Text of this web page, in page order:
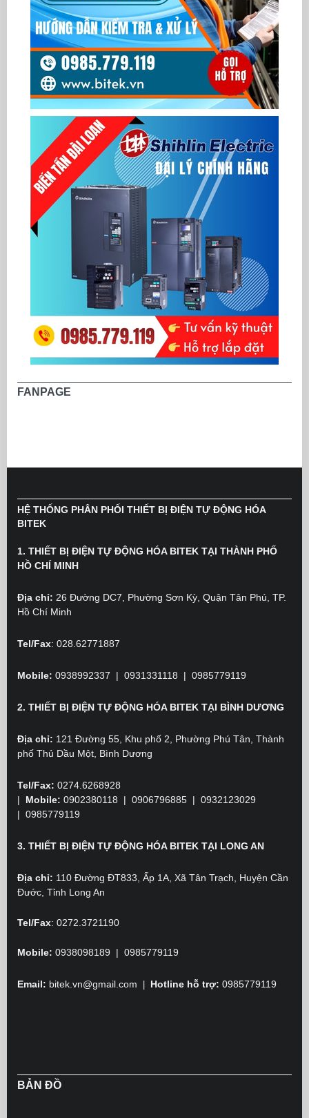
FANPAGE
HỆ THỐNG PHÂN PHỐI THIẾT BỊ ĐIỆN TỰ ĐỘNG HÓA
BITEK
1. THIẾT BỊ ĐIỆN TỰ ĐỘNG HÓA BITEK TẠI THÀNH PHỐ
HỒ CHÍ MINH
Địa chỉ: 26 Đường DC7, Phường Sơn Kỳ, Quận Tân Phú, TP.
Hồ Chí Minh
Tel/Fax: 028.62771887
Mobile: 0938992337 | 0931331118 | 0985779119
2. THIẾT BỊ ĐIỆN TỰ ĐỘNG HÓA BITEK TẠI BÌNH DƯƠNG
Địa chỉ: 121 Đường 55, Khu phố 2, Phường Phú Tân, Thành
phố Thủ Dầu Một, Bình Dương
Tel/Fax: 0274.6268928
|
Mobile: 0902380118 | 0906796885 | 0932123029
| 0985779119
3. THIẾT BỊ ĐIỆN TỰ ĐỘNG HÓA BITEK TẠI LONG AN
Địa chỉ: 110 Đường ĐT833, Ấp 1A, Xã Tân Trạch, Huyện Cần
Đước, Tỉnh Long An
Tel/Fax: 0272.3721190
Mobile: 0938098189 | 0985779119
Email: bitek.vn@gmail.com Hotline hỗ trợ: 0985779119
BẢN ĐỒ